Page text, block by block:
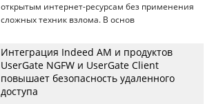
открытым интернет-ресурсам без применения
сложных техник взлома. В основ
Интеграция Indeed AM и продуктов
UserGate NGFW и UserGate Client
повышает безопасность удаленного
доступа